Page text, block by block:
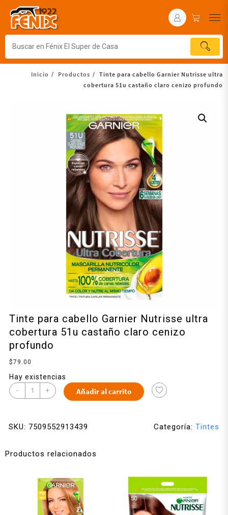
Inicio Productos
Tinte para cabello Garnier Nutrisse ultra
cobertura 51u castaño claro cenizo profundo
Tinte para cabello Garnier Nutrisse ultra
cobertura 51u castaño claro cenizo
profundo
$79.00
Hay existencias
- + Añadir al carrito
SKU: 7509552913439 Categoría: Tintes
Productos relacionados